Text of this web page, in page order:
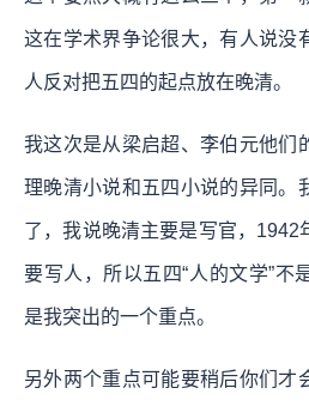
这在学术界争论很大，有人说没
人反对把五四的起点放在晚清。
我这次是从梁启超、李伯元他们
理晚清小说和五四小说的异同。
了，我说晚清主要是写官，1942
要写人，所以五四“人的文学”不
是我突出的一个重点。
另外两个重点可能要稍后你们才